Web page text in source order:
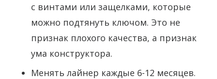
с винтами или защелками, которые
можно подтянуть ключом. Это не
признак плохого качества, а признак
ума конструктора.
Менять лайнер каждые 6-12 месяцев.